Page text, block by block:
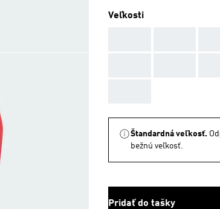
Veľkosti
Štandardná veľkosť.
bežnú veľkosť.
Pridať do tašky